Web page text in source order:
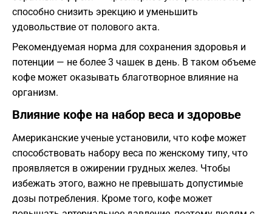
способно снизить эрекцию и уменьшить
удовольствие от полового акта.
Рекомендуемая норма для сохранения здоровья и
потенции — не более 3 чашек в день. В таком объеме
кофе может оказывать благотворное влияние на
организм.
Влияние кофе на набор веса и здоровье
Американские ученые установили, что кофе может
способствовать набору веса по женскому типу, что
проявляется в ожирении грудных желез. Чтобы
избежать этого, важно не превышать допустимые
дозы потребления. Кроме того, кофе может